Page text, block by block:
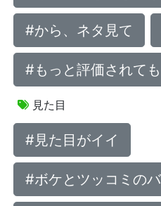
#から、ネタ見て
#もっと評価されて
見た目
#見た目がイイ
#ボケとツッコミの